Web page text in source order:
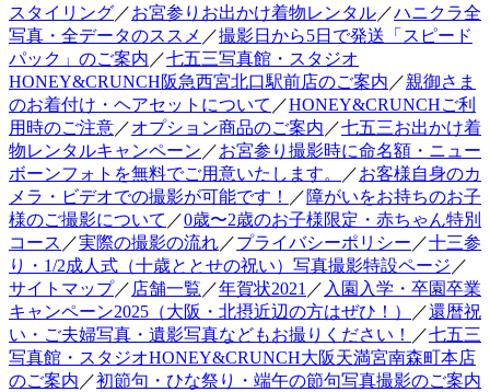
スタイリング／お宮参りお出かけ着物レンタル／ハニクラ全
写真・全データのススメ ／撮影日から5日で発送「スピード
パック」のご案内 ／七五三写真館・スタジオ
HONEY&CRUNCH阪急西宮北口駅前店のご案内 ／親御さま
のお着付け・ヘアセットについて ／HONEY&CRUNCHご利
用時のご注意／オプション商品のご案内 ／七五三お出かけ着
物レンタルキャンペーン ／お宮参り撮影時に命名額・ニュー
ボーンフォトを無料でご用意いたします。
／お客様自身のカ
メラ・ビデオでの撮影が可能です！ ／障がいをお持ちのお子
様のご撮影について ／0歳〜2歳のお子様限定・赤ちゃん特別
コース ／実際の撮影の流れ／プライバシーポリシー ／十三参
り・1/2成人式（十歳ととせの祝い）写真撮影特設ページ ／
サイトマップ／ 店舗一覧 ／年賀状2021 ／ 入園入学・卒園卒業
キャンペーン2025（大阪・北摂近辺の方はぜひ！）
／還暦祝
い・ご夫婦写真・遺影写真などもお撮りください！ ／七五三
写真館・スタジオHONEY&CRUNCH大阪天満宮南森町本店
のご案内 ／初節句・ひな祭り・端午の節句写真撮影のご案内